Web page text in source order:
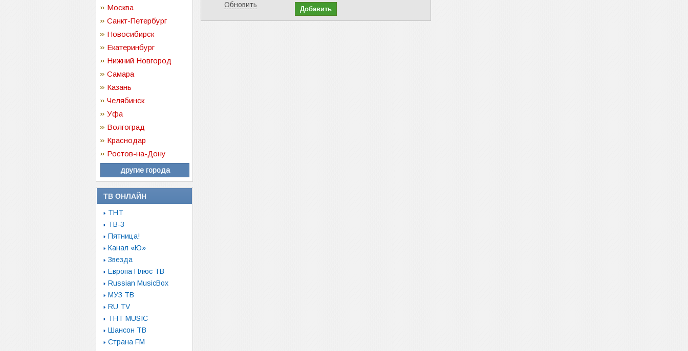
Москва
Санкт-Петербург
Новосибирск
Екатеринбург
Нижний Новгород
Самара
Казань
Челябинск
Уфа
Волгоград
Краснодар
Ростов-на-Дону
другие города
ТВ ОНЛАЙН
ТНТ
ТВ-3
Пятница!
Канал «Ю»
Звезда
Европа Плюс ТВ
Russian MusicBox
МУЗ ТВ
RU TV
ТНТ MUSIC
Шансон ТВ
Страна FM
Обновить